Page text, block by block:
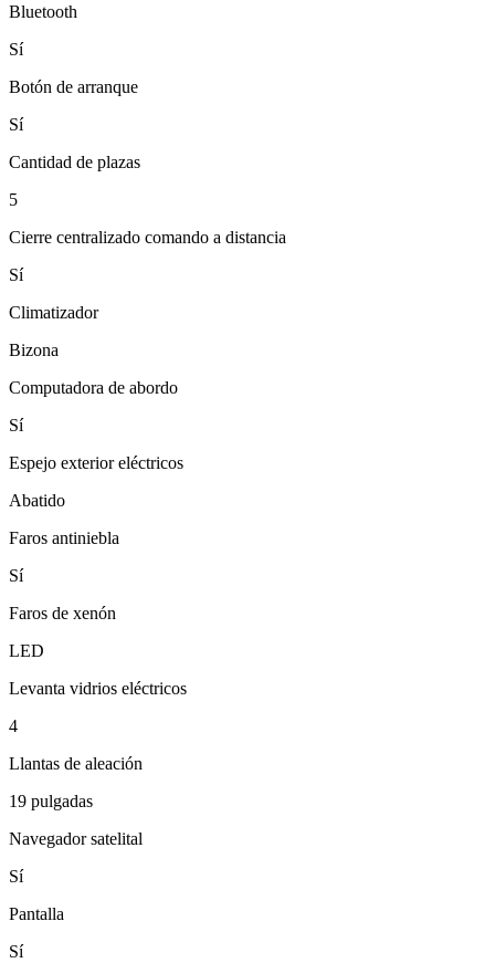
Bluetooth
Sí
Botón de arranque
Sí
Cantidad de plazas
5
Cierre centralizado comando a distancia
Sí
Climatizador
Bizona
Computadora de abordo
Sí
Espejo exterior eléctricos
Abatido
Faros antiniebla
Sí
Faros de xenón
LED
Levanta vidrios eléctricos
4
Llantas de aleación
19 pulgadas
Navegador satelital
Sí
Pantalla
Sí